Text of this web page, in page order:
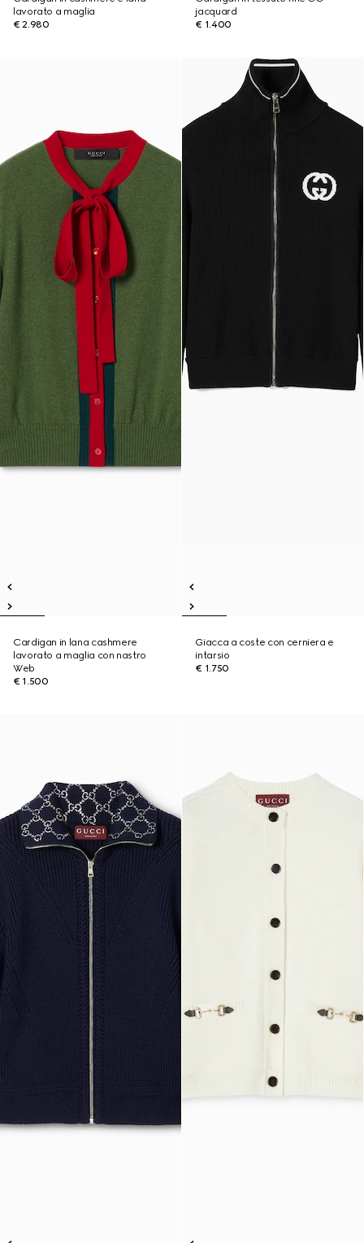
lavorato a maglia
€ 2.980
jacquard
€ 1.400
Cardigan in lana cashmere
lavorato a maglia con nastro
Web
€ 1.500
Giacca a coste con cerniera e
intarsio
€ 1.750